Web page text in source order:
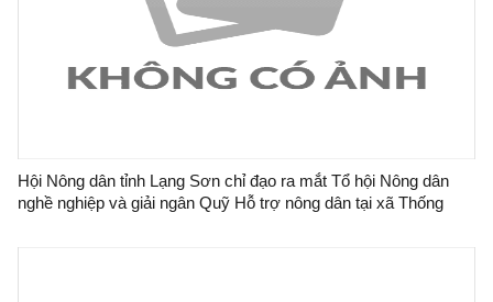
Hội Nông dân tỉnh Lạng Sơn chỉ đạo ra mắt Tổ hội Nông dân
nghề nghiệp và giải ngân Quỹ Hỗ trợ nông dân tại xã Thống